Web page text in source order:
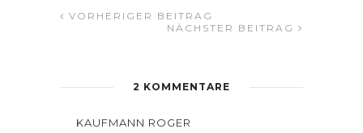
VORHERIGER BEITRAG
NÄCHSTER BEITRAG
2 KOMMENTARE
KAUFMANN ROGER